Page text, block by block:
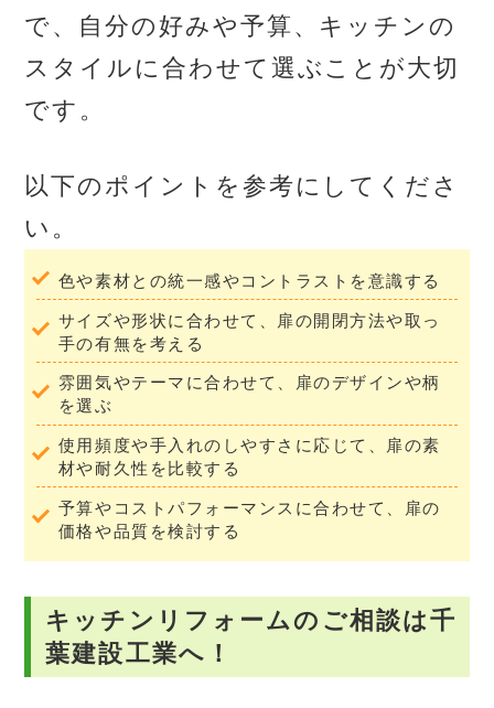
で、自分の好みや予算、キッチンの
スタイルに合わせて選ぶことが大切
です。
以下のポイントを参考にしてくださ
い。
色や素材との統一感やコントラストを意識する
サイズや形状に合わせて、扉の開閉方法や取っ
手の有無を考える
雰囲気やテーマに合わせて、扉のデザインや柄
を選ぶ
使用頻度や手入れのしやすさに応じて、扉の素
材や耐久性を比較する
予算やコストパフォーマンスに合わせて、扉の
価格や品質を検討する
キッチンリフォームのご相談は千
葉建設工業へ！